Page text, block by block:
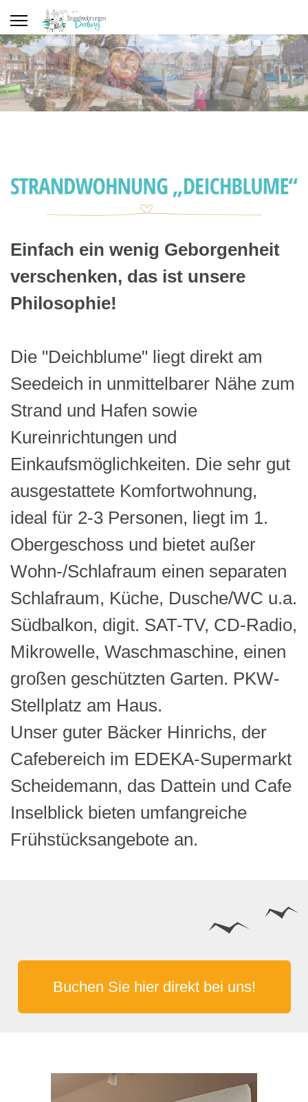
Einfach ein wenig Geborgenheit
verschenken, das ist unsere
Philosophie!
Die "Deichblume" liegt direkt am
Seedeich in unmittelbarer Nähe zum
Strand und Hafen sowie
Kureinrichtungen und
Einkaufsmöglichkeiten. Die sehr gut
ausgestattete Komfortwohnung,
ideal für 2-3 Personen, liegt im 1.
Obergeschoss und bietet außer
Wohn-/Schlafraum einen separaten
Schlafraum, Küche, Dusche/WC u.a.
Südbalkon, digit. SAT-TV, CD-Radio,
Mikrowelle, Waschmaschine, einen
großen geschützten Garten. PKW-
Stellplatz am Haus.
Unser guter Bäcker Hinrichs, der
Cafebereich im EDEKA-Supermarkt
Scheidemann, das Dattein und Cafe
Inselblick bieten umfangreiche
Frühstücksangebote an.
Buchen Sie hier direkt bei uns!